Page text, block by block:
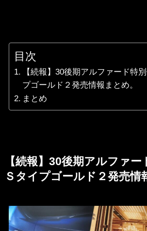
目次
【続報】30後期アルファード特
プゴールド２発売情報まとめ。
まとめ
【続報】30後期アルファー
Ｓタイプゴールド２発売情